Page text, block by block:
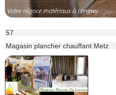
57
Magasin plancher chauffant Metz